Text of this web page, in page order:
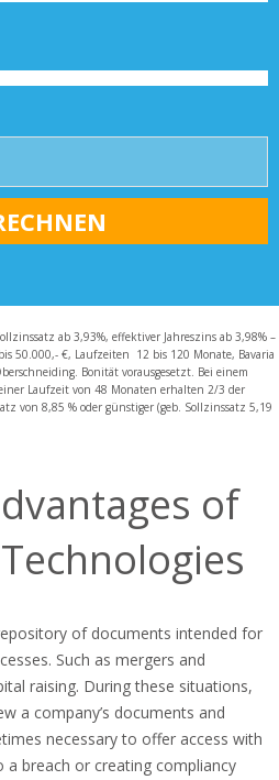
ab 3,93%, effektiver Jahreszins ab 3,98% –
50.000,- €, Laufzeiten 12 bis 120 Monate, Bavaria
Bonität vorausgesetzt. Bei einem
Laufzeit von 48 Monaten erhalten 2/3 der
von 8,85 % oder günstiger (geb. Sollzinssatz 5,19
of
of documents intended for
Such as mergers and
raising. During these situations,
a company’s documents and
necessary to offer access with
breach or creating compliancy